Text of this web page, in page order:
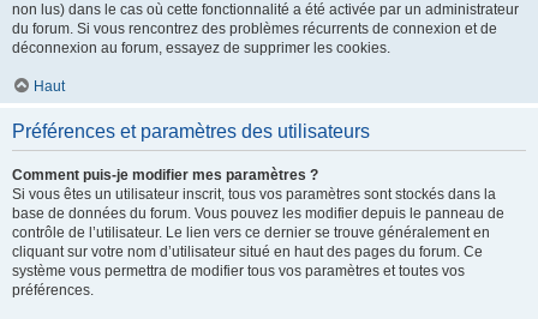
non lus) dans le cas où cette fonctionnalité a été activée par un administrateur
du forum. Si vous rencontrez des problèmes récurrents de connexion et de
déconnexion au forum, essayez de supprimer les cookies.
Haut
Préférences et paramètres des utilisateurs
Comment puis-je modifier mes paramètres ?
Si vous êtes un utilisateur inscrit, tous vos paramètres sont stockés dans la
base de données du forum. Vous pouvez les modifier depuis le panneau de
contrôle de l’utilisateur. Le lien vers ce dernier se trouve généralement en
cliquant sur votre nom d’utilisateur situé en haut des pages du forum. Ce
système vous permettra de modifier tous vos paramètres et toutes vos
préférences.